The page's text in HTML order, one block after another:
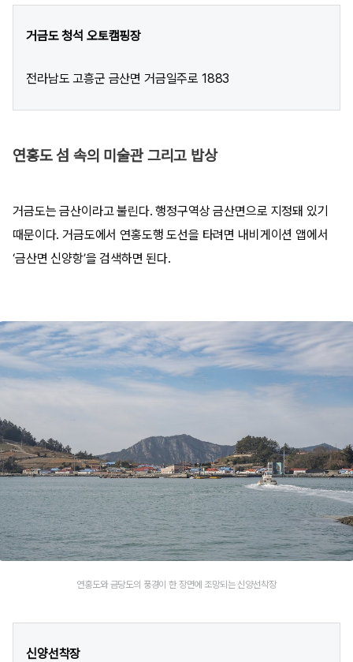
거금도 청석 오토캠핑장
전라남도 고흥군 금산면 거금일주로 1883
연홍도 섬 속의 미술관 그리고 밥상
거금도는 금산이라고 불린다. 행정구역상 금산면으로 지정돼 있기
때문이다. 거금도에서 연홍도행 도선을 타려면 내비게이션 앱에서
‘금산면 신양항’을 검색하면 된다.
연홍도와 금당도의 풍경이 한 장면에 조망되는 신양선착장
신양선착장